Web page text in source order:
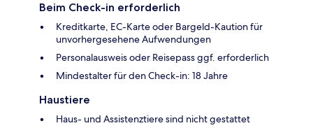
Beim Check-in erforderlich
Kreditkarte, EC-Karte oder Bargeld-Kaution für
unvorhergesehene Aufwendungen
Personalausweis oder Reisepass ggf. erforderlich
Mindestalter für den Check-in: 18 Jahre
Haustiere
Haus- und Assistenztiere sind nicht gestattet